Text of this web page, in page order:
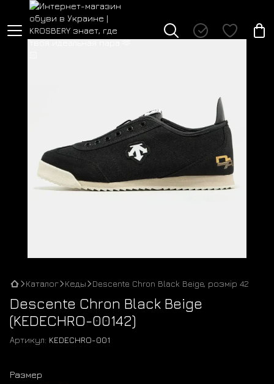
Каталог Кеды Descente Chron Black Beige, розмір 42
Descente Chron Black Beige
(KEDECHRO-00142)
Артикул: KEDECHRO-001
Размер